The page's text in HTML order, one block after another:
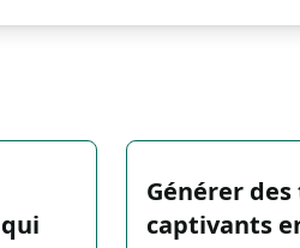
Générer
captivants